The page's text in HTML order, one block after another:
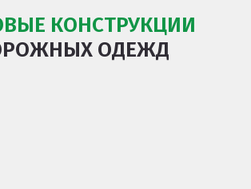
КОНСТРУКЦИИ
ОДЕЖД